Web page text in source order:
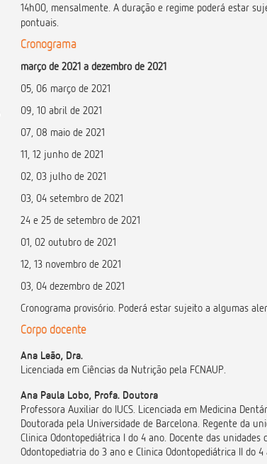
14h00, mensalmente. A duração e regime poderá estar
pontuais.
Cronograma
março de 2021 a dezembro de 2021
05, 06 março de 2021
09, 10 abril de 2021
07, 08 maio de 2021
11, 12 junho de 2021
02, 03 julho de 2021
03, 04 setembro de 2021
24 e 25 de setembro de 2021
01, 02 outubro de 2021
12, 13 novembro de 2021
03, 04 dezembro de 2021
Cronograma provisório. Poderá estar sujeito a algumas
Corpo docente
Ana Leão, Dra.
Licenciada em Ciências da Nutrição pela FCNAUP.
Ana Paula Lobo, Profa. Doutora
Professora Auxiliar do IUCS. Licenciada em Medicina
Doutorada pela Universidade de Barcelona. Regente da
Clinica Odontopediátrica I do 4 ano. Docente das unidades
Odontopediatria do 3 ano e Clinica Odontopediátrica II do 4